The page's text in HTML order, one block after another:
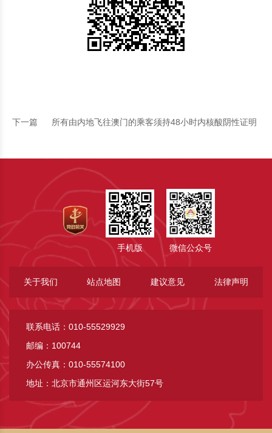
下一篇 所有由内地飞往澳门的乘客须持48小时内核酸阴性证明
手机版 微信公众号
关于我们 站点地图 建议意见 法律声明
联系电话：010-55529929
邮编：100744
办公传真：010-55574100
地址：北京市通州区运河东大街57号